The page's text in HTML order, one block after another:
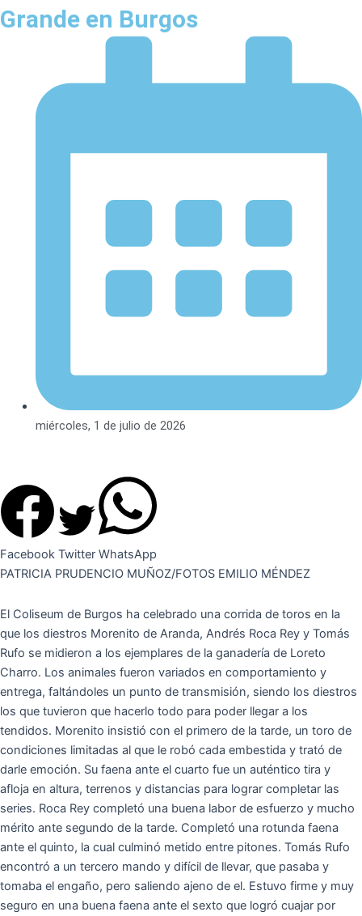
Grande en Burgos
miércoles, 1 de julio de 2026
Facebook Twitter WhatsApp
PATRICIA PRUDENCIO MUÑOZ/FOTOS EMILIO MÉNDEZ
El Coliseum de Burgos ha celebrado una corrida de toros en la
que los diestros Morenito de Aranda, Andrés Roca Rey y Tomás
Rufo se midieron a los ejemplares de la ganadería de Loreto
Charro. Los animales fueron variados en comportamiento y
entrega, faltándoles un punto de transmisión, siendo los diestros
los que tuvieron que hacerlo todo para poder llegar a los
tendidos. Morenito insistió con el primero de la tarde, un toro de
condiciones limitadas al que le robó cada embestida y trató de
darle emoción. Su faena ante el cuarto fue un auténtico tira y
afloja en altura, terrenos y distancias para lograr completar las
series. Roca Rey completó una buena labor de esfuerzo y mucho
mérito ante segundo de la tarde. Completó una rotunda faena
ante el quinto, la cual culminó metido entre pitones. Tomás Rufo
encontró a un tercero mando y difícil de llevar, que pasaba y
tomaba el engaño, pero saliendo ajeno de el. Estuvo firme y muy
seguro en una buena faena ante el sexto que logró cuajar por